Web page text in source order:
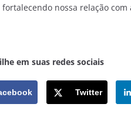
nossa relação
em suas redes sociais
Twitter